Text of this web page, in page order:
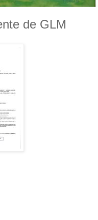
de GLM